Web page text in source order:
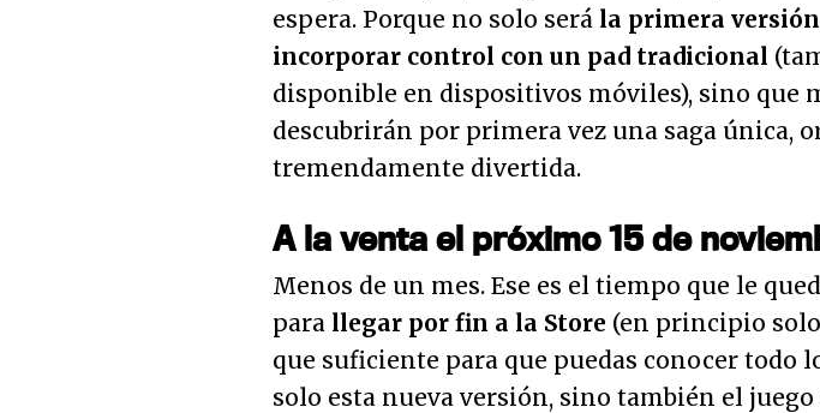
espera. Porque no solo será la primera
incorporar control con un pad tradicional
disponible en dispositivos móviles), sino que
descubrirán por primera vez una saga única,
tremendamente divertida.
A la venta el próximo 15 de
Menos de un mes. Ese es el tiempo que le
para llegar por fin a la Store (en principio
que suficiente para que puedas conocer todo
solo esta nueva versión, sino también el